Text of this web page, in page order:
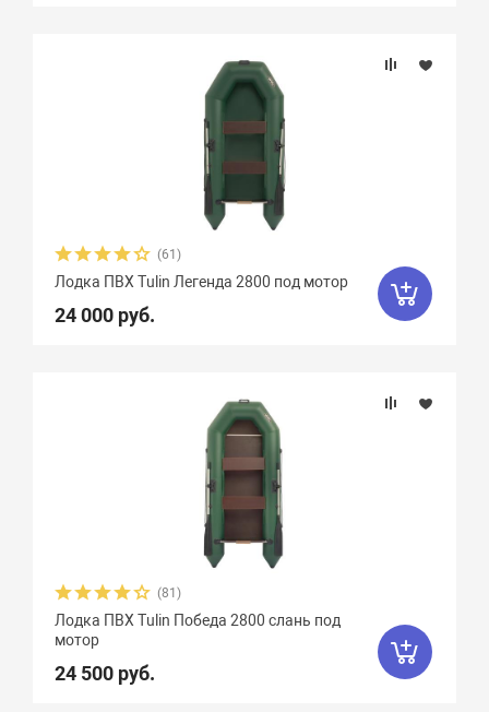
(61)
Лодка ПВХ Tulin Легенда 2800 под мотор
24 000 руб.
(81)
Лодка ПВХ Tulin Победа 2800 слань под
мотор
24 500 руб.